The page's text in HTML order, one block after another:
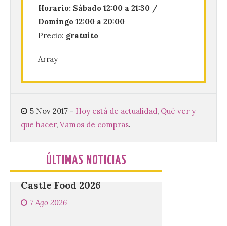
Horario: Sábado 12:00 a 21:30 /
Domingo 12:00 a 20:00
Precio: gratuito
Array
5 Nov 2017 - Hoy está de actualidad, Qué ver y
que hacer, Vamos de compras.
ÚLTIMAS NOTICIAS
Conferencia de Victorina
peregrinación femenina.
Fernando Cornejo. Apertura de una doble
de agosto, a las 20,00 horas, en el
Food trucks y música en
Valencia de Don Juan en
una nueva edición de
Castle Food 2026